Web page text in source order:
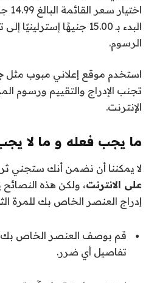
الرسوم.
استخدم موقع إعلاني مبوب مثل
تجنب الإدراج والتقييم ورسوم
الإنترنت.
ما يجب فعله و ما لا
لا يمكننا أن نضمن أنك ستجني
على الانترنت، ولكن هذه
إدراج العنصر الخاص بك للمرة
قم بوصف العنصر الخاص بك
تفاصيل أي ضرر.